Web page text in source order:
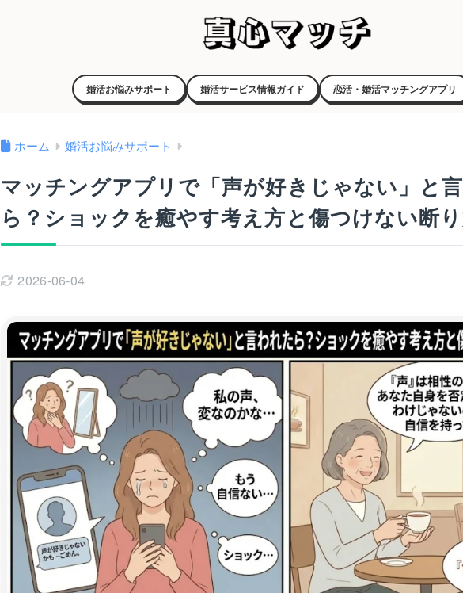
婚活お悩みサポート 婚活サービス情報ガイド 恋活・婚活マッチングアプリ
ホーム 婚活お悩みサポート
マッチングアプリで「声が好きじゃない」と
ら？ショックを癒やす考え方と傷つけない断
2026-06-04